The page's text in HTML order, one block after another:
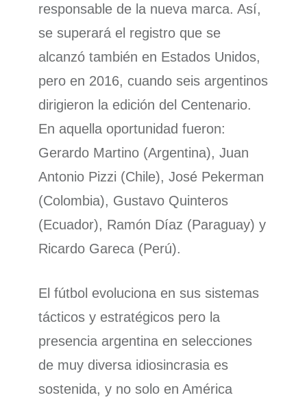
responsable de la nueva marca. Así,
se superará el registro que se
alcanzó también en Estados Unidos,
pero en 2016, cuando seis argentinos
dirigieron la edición del Centenario.
En aquella oportunidad fueron:
Gerardo Martino (Argentina), Juan
Antonio Pizzi (Chile), José Pekerman
(Colombia), Gustavo Quinteros
(Ecuador), Ramón Díaz (Paraguay) y
Ricardo Gareca (Perú).
El fútbol evoluciona en sus sistemas
tácticos y estratégicos pero la
presencia argentina en selecciones
de muy diversa idiosincrasia es
sostenida, y no solo en América